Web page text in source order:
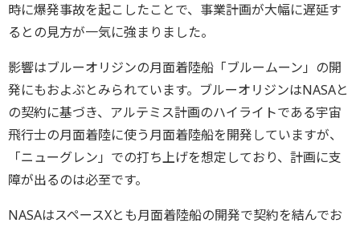
時に爆発事故を起こしたことで、事業計画が大幅に遅延す
るとの見方が一気に強まりました。
影響はブルーオリジンの月面着陸船「ブルームーン」の開
発にもおよぶとみられています。ブルーオリジンはNASAと
の契約に基づき、アルテミス計画のハイライトである宇宙
飛行士の月面着陸に使う月面着陸船を開発していますが、
「ニューグレン」での打ち上げを想定しており、計画に支
障が出るのは必至です。
NASAはスペースXとも月面着陸船の開発で契約を結んでお